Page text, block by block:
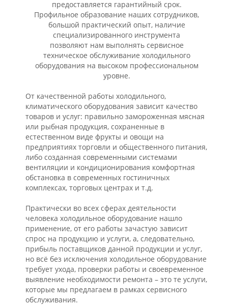
предоставляется гарантийный срок.
Профильное образование наших сотрудников,
большой практический опыт, наличие
специализированного инструмента
позволяют нам выполнять сервисное
техническое обслуживание холодильного
оборудования на высоком профессиональном
уровне.
От качественной работы холодильного,
климатического оборудования зависит качество
товаров и услуг: правильно замороженная мясная
или рыбная продукция, сохраненные в
естественном виде фрукты и овощи на
предприятиях торговли и общественного питания,
либо созданная современными системами
вентиляции и кондиционирования комфортная
обстановка в современных гостиничных
комплексах, торговых центрах и т.д.
Практически во всех сферах деятельности
человека холодильное оборудование нашло
применение, от его работы зачастую зависит
спрос на продукцию и услуги, а, следовательно,
прибыль поставщиков данной продукции и услуг,
но всё без исключения холодильное оборудование
требует ухода, проверки работы и своевременное
выявление необходимости ремонта – это те услуги,
которые мы предлагаем в рамках сервисного
обслуживания.